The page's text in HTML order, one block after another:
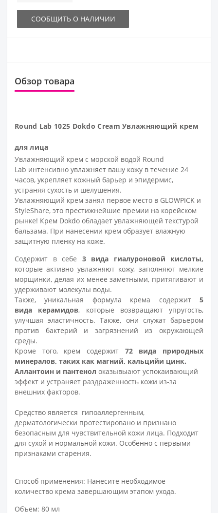
СООБЩИТЬ О НАЛИЧИИ
Обзор товара
Round Lab 1025 Dokdo Cream Увлажняющий крем
для лица
Увлажняющий крем с морской водой Round
Lab интенсивно увлажняет вашу кожу в течение 24
часов, укрепляет кожный барьер и эпидермис,
устраняя сухость и шелушения.
Увлажняющий крем занял первое место в GLOWPICK и
StyleShare, это престижнейшие премии на корейском
рынке! Крем Dokdo обладает увлажняющей текстурой
бальзама. При нанесении крем образует влажную
защитную пленку на коже.
Содержит в себе 3 вида гиалуроновой кислоты,
которые активно увлажняют кожу, заполняют мелкие
морщинки, делая их менее заметными, притягивают и
удерживают молекулы воды.
Также, уникальная формула крема содержит5
вида керамидов, которые возвращают упругость,
улучшая эластичность. Также, они служат барьером
против бактерий и загрязнений из окружающей
среды.
Кроме того, крем содержит 72 вида природных
минералов, таких как магний, кальцийи цинк.
Аллантоин и пантенол оказывыают успокаивающий
эффект и устраняет раздраженность кожи из-за
внешних факторов.
Средство является гипоаллергенным,
дерматологически протестировано и признано
безопасным для чувствительной кожи лица. Подходит
для сухой и нормальной кожи. Особенно с первыми
признаками старения.
Способ применения: Нанесите необходимое
количество крема завершающим этапом ухода.
Объем: 80 мл